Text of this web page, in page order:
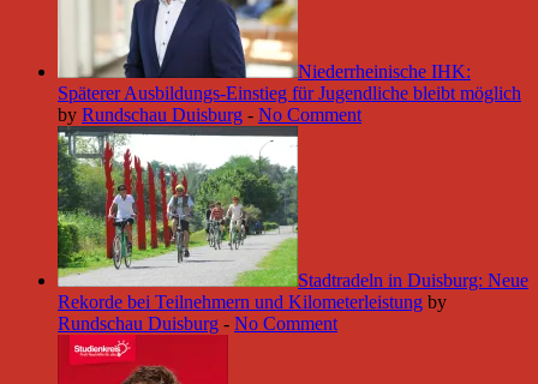
Niederrheinische IHK:
Späterer Ausbildungs-Einstieg für Jugendliche bleibt möglich
by Rundschau Duisburg - No Comment
Stadtradeln in Duisburg: Neue
Rekorde bei Teilnehmern und Kilometerleistung by
Rundschau Duisburg - No Comment